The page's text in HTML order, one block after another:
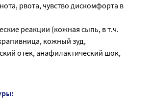
рвота, чувство дискомфорта в
реакции (кожная сыпь, в т.ч.
кожный зуд,
отек, анафилактический шок,